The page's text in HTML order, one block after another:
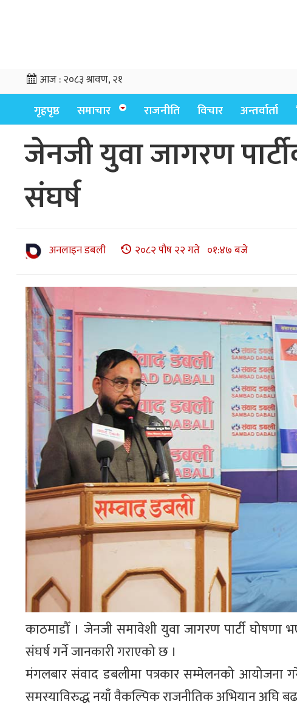
आज :२०८३ श्रावण, २१
गृहपृष्ठ समाचार राजनीति विचार अन्तर्वार्ता
जेनजी युवा जागरण
संघर्ष
अनलाइन डबली २०८२ पौष २२ गते ०१:४७ बजे
काठमाडौँ । जेनजी समावेशी युवा जागरण पार्टी
संघर्ष गर्ने जानकारी गराएको छ ।
मंगलबार संवाद डबलीमा पत्रकार सम्मेलनको आयोजना
समस्याविरुद्ध नयाँ वैकल्पिक राजनीतिक अभियान अघि